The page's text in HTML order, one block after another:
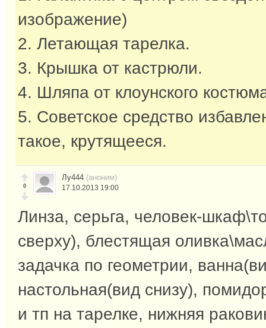
изображение)
2. Летающая тарелка.
3. Крышка от кастрюли.
4. Шляпа от клоунского
5. Советское средство
такое, крутящееся.
0
Лу444 (аноним)
17.10.2013 19:00
Линза, серьга, человек-
сверху), блестящая
задачка по геометрии,
настольная(вид снизу),
и тп на тарелке, нижняя